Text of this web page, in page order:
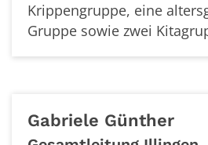
Krippengruppe, eine
Gruppe sowie zwei
Gabriele Günther